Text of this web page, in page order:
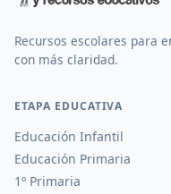
Recursos escolares para
con más claridad.
ETAPA EDUCATIVA
Educación Infantil
Educación Primaria
1º Primaria